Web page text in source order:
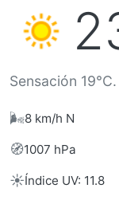
Sensación
🌬️8 km/h N
🧭1007 hPa
☀️Índice UV: 11.8